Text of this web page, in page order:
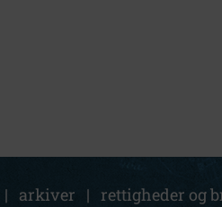
| arkiver | rettigheder og